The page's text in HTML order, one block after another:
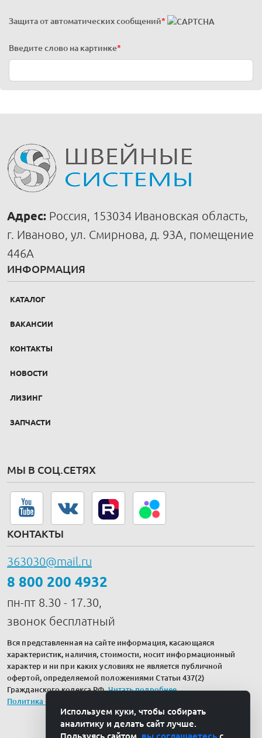
Защита от автоматических сообщений*
Введите слово на картинке*
Адрес: Россия, 153034 Ивановская область,
г. Иваново, ул. Смирнова, д. 93А, помещение
446А
ИНФОРМАЦИЯ
КАТАЛОГ
ВАКАНСИИ
КОНТАКТЫ
НОВОСТИ
ЛИЗИНГ
ЗАПЧАСТИ
МЫ В СОЦ.СЕТЯХ
КОНТАКТЫ
363030@mail.ru
8 800 200 4932
пн-пт 8.30 - 17.30,
звонок бесплатный
Вся представленная на сайте информация, касающаяся
характеристик, наличия, стоимости, носит информационный
характер и ни при каких условиях не является публичной
офертой, определяемой положениями Статьи 437(2)
Гражданского кодекса РФ.Читать подробнее.
Политика обработки персональных данных
Используем куки, чтобы собирать
аналитику и делать сайт лучше.
Пользуясь сайтом, вы соглашаетесь с